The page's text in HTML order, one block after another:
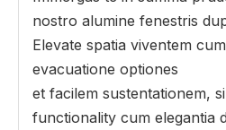
nostro alumine fenestris
Elevate spatia viventem
evacuatione optiones
et facilem sustentationem,
functionality cum elegantia